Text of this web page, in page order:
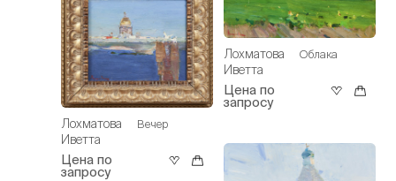
Лохматова
Иветта
Вечер
Цена по
запросу
Лохматова
Иветта
Облака
Цена по
запросу